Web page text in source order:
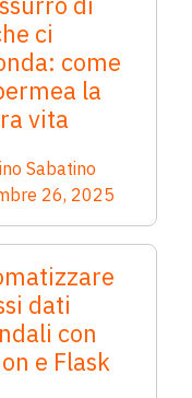
ci
come
la
vita
Sabatino
26, 2025
dati
con
e Flask